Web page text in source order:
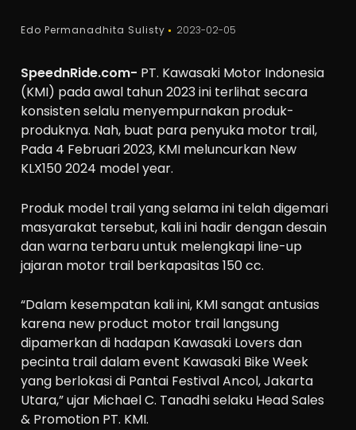
Edo Permanadhita Sulisty 2023-02-05
SpeednRide.com- PT. Kawasaki Motor Indonesia
(KMI) pada awal tahun 2023 ini terlihat secara
konsisten selalu menyempurnakan produk-
produknya. Nah, buat para penyuka motor trail,
Pada 4 Februari 2023, KMI meluncurkan New
KLX150 2024 model year.
Produk model trail yang selama ini telah digemari
masyarakat tersebut, kali ini hadir dengan desain
dan warna terbaru untuk melengkapi line-up
jajaran motor trail berkapasitas 150 cc.
“Dalam kesempatan kali ini, KMI sangat antusias
karena new product motor trail langsung
dipamerkan di hadapan Kawasaki Lovers dan
pecinta trail dalam event Kawasaki Bike Week
yang berlokasi di Pantai Festival Ancol, Jakarta
Utara,” ujar Michael C. Tanadhi selaku Head Sales
& Promotion PT. KMI.